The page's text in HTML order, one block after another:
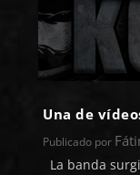
Una de
Publicado por
La banda